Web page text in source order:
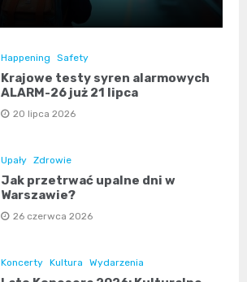
Happening Safety
Krajowe testy syren alarmowych
ALARM-26 już 21 lipca
20 lipca 2026
Upały Zdrowie
Jak przetrwać upalne dni w
Warszawie?
26 czerwca 2026
Koncerty Kultura Wydarzenia